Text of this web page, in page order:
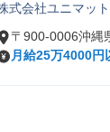
式会社ユニマッ
〒900-0006沖縄
月給25万4000円